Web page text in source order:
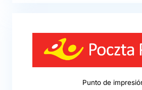
Punto de